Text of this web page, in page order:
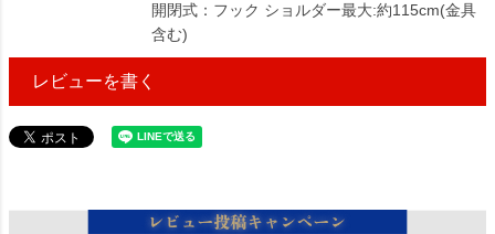
開閉式：フック ショルダー最大:約115cm(金具
含む)
レビューを書く